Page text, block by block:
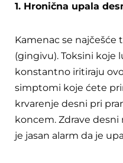
1. Hronična upala
Kamenac se najčešće
(gingivu). Toksini koje
konstantno iritiraju
simptomi koje ćete
krvarenje desni pri
koncem. Zdrave desni
je jasan alarm da je